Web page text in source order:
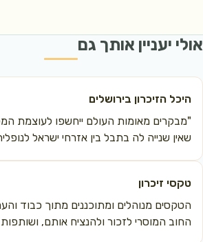
אולי יעניין אותך גם
היכל הזיכרון בירושלים
טקסי זיכרון